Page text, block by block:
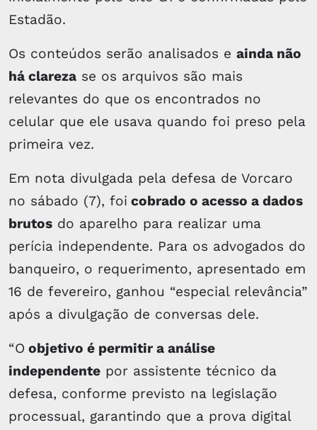
Estadão.
Os conteúdos serão analisados e ainda não
há clareza se os arquivos são mais
relevantes do que os encontrados no
celular que ele usava quando foi preso pela
primeira vez.
Em nota divulgada pela defesa de Vorcaro
no sábado (7), foi cobrado o acesso a dados
brutos do aparelho para realizar uma
perícia independente. Para os advogados do
banqueiro, o requerimento, apresentado em
16 de fevereiro, ganhou “especial relevância”
após a divulgação de conversas dele.
“O objetivo é permitir a análise
independente por assistente técnico da
defesa, conforme previsto na legislação
processual, garantindo que a prova digital